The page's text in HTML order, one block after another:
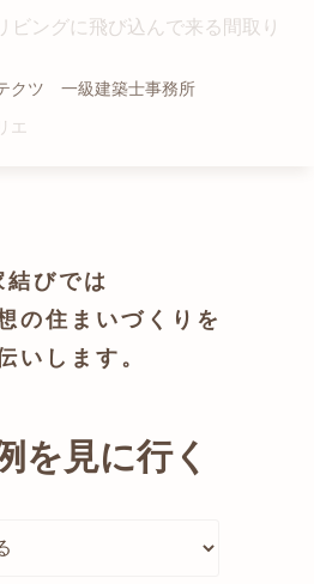
ビングに飛び込んで来る間取り
エ
クツ 一級建築士事務所
結びでは
の住まいづくりを
いします。
を見に行く